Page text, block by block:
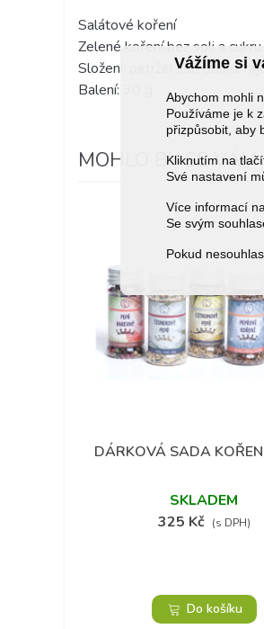
Vážíme si
Abychom mohli
Používáme je k
přizpůsobit, aby
Kliknutím na
Své nastavení
Více informací
Se svým
Pokud
Salátové koření
Zelené koření bez soli a
Složení: petržel list, cibule,
Balení: 30 g
MOHLO BY SE
Přidat do oblíbených
DÁRKOVÁ SADA
SKLADEM
325 Kč (s DPH)
Do košíku